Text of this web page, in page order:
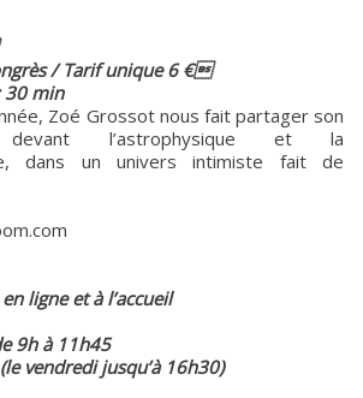
/ Tarif unique 6 €
30 min
Zoé Grossot nous fait partager son
devant l’astrophysique et la
dans un univers intimiste fait de
ligne et à l’accueil
9h à 11h45
vendredi jusqu’à 16h30)